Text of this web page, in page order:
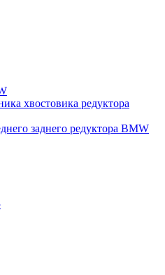
хвостовика редуктора
заднего редуктора BMW